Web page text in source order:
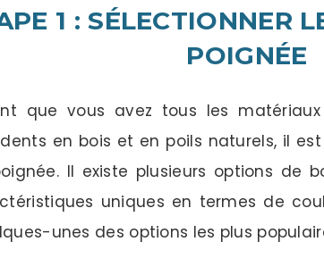
1 : SÉLECTIONNER
POIGNÉE
que vous avez tous les
en bois et en poils naturels, il
Il existe plusieurs options de
uniques en termes de
unes des options les plus